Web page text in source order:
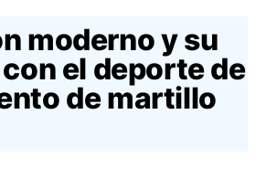
moderno y su
el deporte de
de martillo